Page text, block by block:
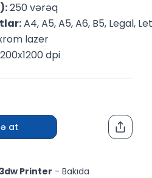
250 vərəq
A4, A5, A5, A6, B5, Legal,
lazer
dpi
at
Printer - Bakıda